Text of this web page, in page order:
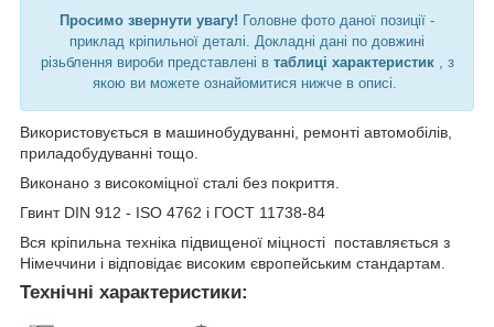
Просимо звернути увагу! Головне фото даної позиції -
приклад кріпильної деталі. Докладні дані по довжині
різьблення вироби представлені в таблиці характеристик , з
якою ви можете ознайомитися нижче в описі.
Використовується в машинобудуванні, ремонті автомобілів,
приладобудуванні тощо.
Виконано з високоміцної сталі без покриття.
Гвинт DIN 912 - ISO 4762 і ГОСТ 11738-84
Вся кріпильна техніка підвищеної міцності поставляється з
Німеччини і відповідає високим європейським стандартам.
Технічні характеристики: